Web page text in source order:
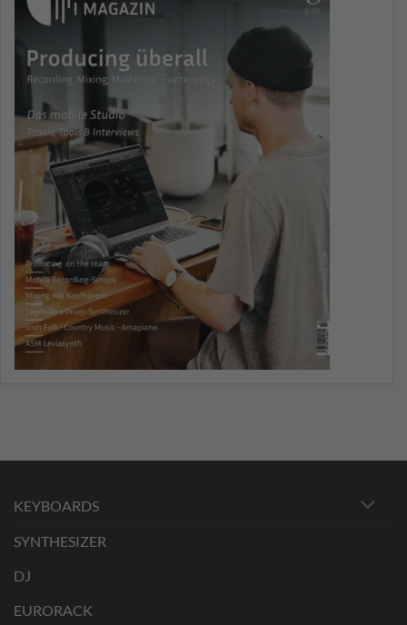
KEYBOARDS
SYNTHESIZER
DJ
EURORACK